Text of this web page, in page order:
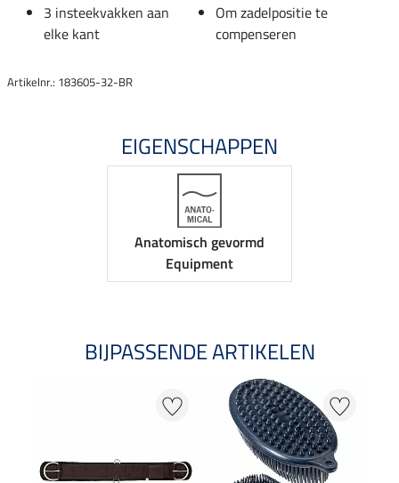
3 insteekvakken aan
elke kant
Om zadelpositie te
compenseren
Artikelnr.: 183605-32-BR
EIGENSCHAPPEN
Anatomisch gevormd
Equipment
BIJPASSENDE ARTIKELEN